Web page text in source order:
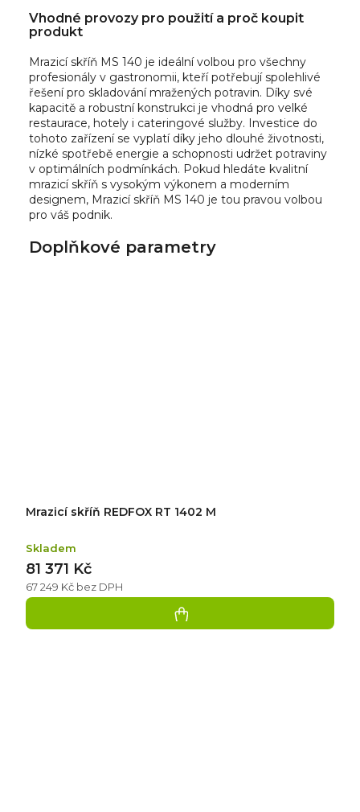
Vhodné provozy pro použití a proč koupit
produkt
Mrazicí skříň MS 140 je ideální volbou pro všechny
profesionály v gastronomii, kteří potřebují spolehlivé
řešení pro skladování mražených potravin. Díky své
kapacitě a robustní konstrukci je vhodná pro velké
restaurace, hotely i cateringové služby. Investice do
tohoto zařízení se vyplatí díky jeho dlouhé životnosti,
nízké spotřebě energie a schopnosti udržet potraviny
v optimálních podmínkách. Pokud hledáte kvalitní
mrazicí skříň s vysokým výkonem a moderním
designem, Mrazicí skříň MS 140 je tou pravou volbou
pro váš podnik.
Doplňkové parametry
Mrazicí skříň REDFOX RT 1402 M
Skladem
67 249 Kč bez DPH
81 371 Kč